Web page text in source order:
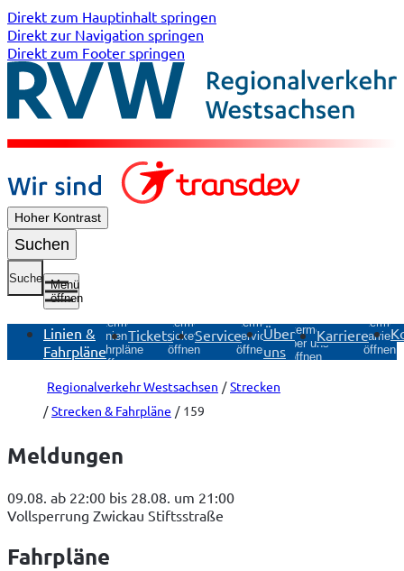
Direkt zum Hauptinhalt springen
Direkt zur Navigation springen
Direkt zum Footer springen
Hoher Kontrast
Suchen
Suche
Menü
öffnen
Linien &
Fahrpläne
Untermenü
Linien &
Fahrpläne
öffnen
Tickets
Untermenü
Tickets
öffnen
Service
Untermenü
Service
öffnen
Über
uns
Untermenü
Über uns
öffnen
KarriereKarriere
öffnen
Regionalverkehr Westsachsen
Strecken
Strecken & Fahrpläne
159
Meldungen
09.08. ab 22:00 bis 28.08. um 21:00
Vollsperrung Zwickau Stiftsstraße
Fahrpläne